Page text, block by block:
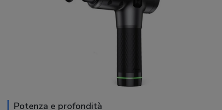
Potenza e profondità